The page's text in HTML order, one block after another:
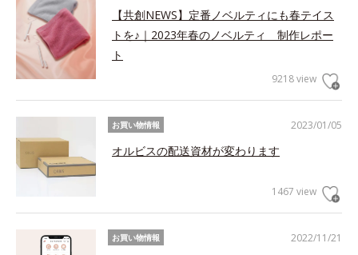
【共創NEWS】定番ノベルティにも春テイス
トを♪｜2023年春のノベルティ 制作レポー
ト
9218 view
2023/01/05
お買い物情報
オルビスの配送資材が変わります
1467 view
2022/11/21
お買い物情報